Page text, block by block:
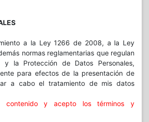
Derechos
a la Ley 1266 de 2008, a la Ley
normas reglamentarias que regulan
y la Protección de Datos Personales,
para efectos de la presentación de
a cabo el tratamiento de mis datos
y acepto los términos y